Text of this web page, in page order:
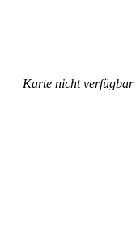
Karte nicht verfügbar